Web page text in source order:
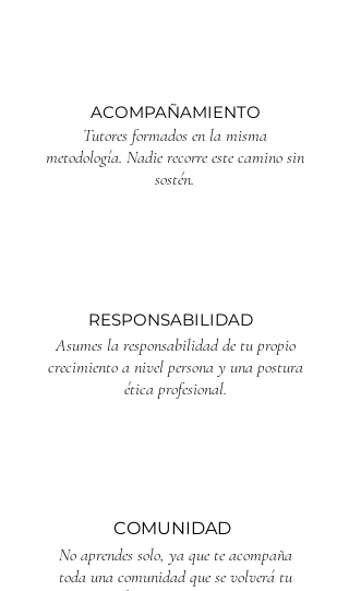
ACOMPAÑAMIENTO
Tutores formados en la misma
metodología. Nadie recorre este camino sin
sostén.
RESPONSABILIDAD
Asumes la responsabilidad de tu propio
crecimiento a nivel persona y una postura
ética profesional.
COMUNIDAD
No aprendes solo, ya que te acompaña
toda una comunidad que se volverá tu